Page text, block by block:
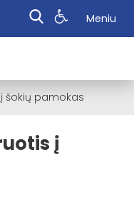
Meniu
šokių pamokas
į